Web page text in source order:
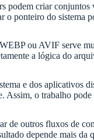
podem criar conjuntos
ponteiro do sistema
ou AVIF serve
a lógica do
e dos aplicativos
Assim, o trabalho
outros fluxos de
depende mais